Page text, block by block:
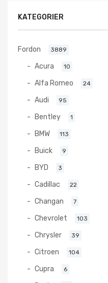
KATEGORIER
Fordon 3889
Acura 10
Alfa Romeo 24
Audi 95
Bentley 1
BMW 113
Buick 9
BYD 3
Cadillac 22
Changan 7
Chevrolet 103
Chrysler 39
Citroen 104
Cupra 6